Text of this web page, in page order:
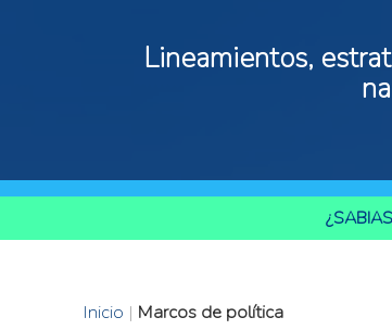
Lineamientos,
Inicio | Marcos de política